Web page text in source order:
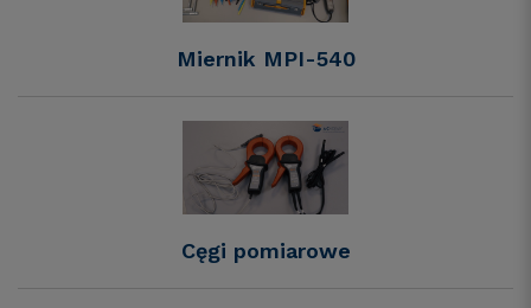
Miernik MPI-540
Cęgi pomiarowe